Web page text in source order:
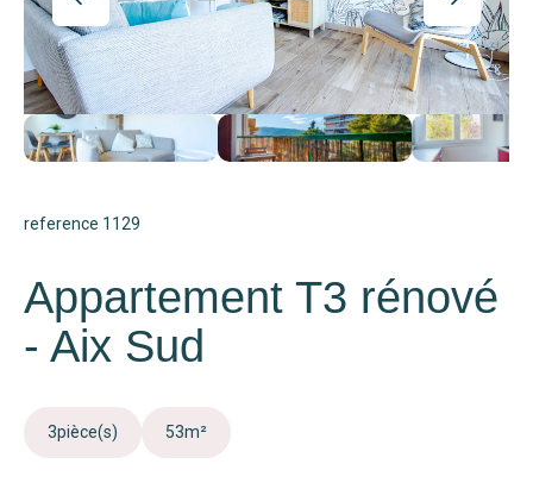
Nos Tarifs
Nos Biens Vendus
Notre City Guide
reference 1129
Appartement T3 rénové
- Aix Sud
3pièce(s) 53m²